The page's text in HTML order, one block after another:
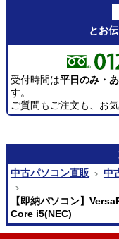
とお
受付時間は平日のみ・
す。
ご質問もご注文も、お
中古パソコン直販
中
【即納パソコン】
Core i5(NEC)